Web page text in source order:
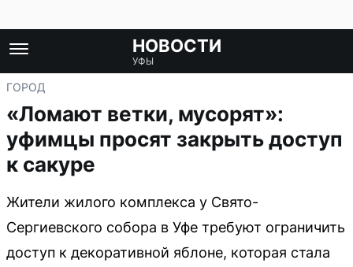
НОВОСТИ
УФЫ
ГОРОД
«Ломают ветки, мусорят»:
уфимцы просят закрыть доступ
к сакуре
Жители жилого комплекса у Свято-
Сергиевского собора в Уфе требуют ограничить
доступ к декоративной яблоне, которая стала